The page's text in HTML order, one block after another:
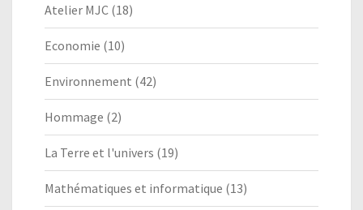
Atelier MJC (18)
Economie (10)
Environnement (42)
Hommage (2)
La Terre et l'univers (19)
Mathématiques et informatique (13)